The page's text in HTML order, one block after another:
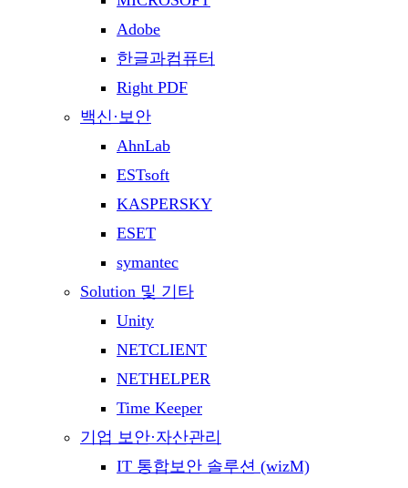
Adobe
한글과컴퓨터
Right PDF
백신·보안
AhnLab
ESTsoft
KASPERSKY
ESET
symantec
Solution 및 기타
Unity
NETCLIENT
NETHELPER
Time Keeper
기업 보안·자산관리
IT 통합보안 솔루션 (wizM)